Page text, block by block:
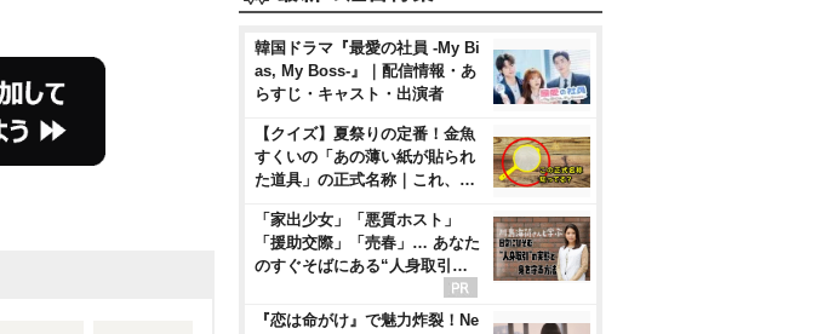
韓国ドラマ『最愛の社員 -My Bi
as, My Boss-』｜配信情報・あ
らすじ・キャスト・出演者
【クイズ】夏祭りの定番！金魚
すくいの「あの薄い紙が貼られ
た道具」の正式名称｜これ、…
「家出少女」「悪質ホスト」
「援助交際」「売春」… あなた
のすぐそばにある“人身取引…
『恋は命がけ』で魅力炸裂！Ne